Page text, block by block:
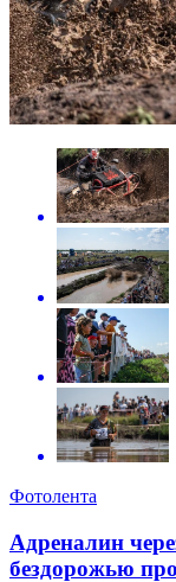
Фотолента
Адреналин
бездорожью